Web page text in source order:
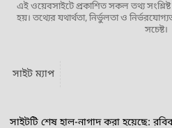
এই ওয়েবসাইটে প্রকাশিত সকল তথ্য
হয়। তথ্যের যথার্থতা, নির্ভুলতা ও
সচেষ্ট।
সাইট ম্যাপ
সাইটটি শেষ হাল-নাগাদ করা হয়েছে: